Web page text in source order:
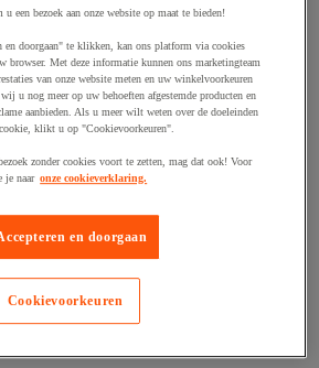
een bezoek aan onze website op maat te bieden!
en doorgaan" te klikken, kan ons platform via cookies
browser. Met deze informatie kunnen ons marketingteam
van onze website meten en uw winkelvoorkeuren
u nog meer op uw behoeften afgestemde producten en
aanbieden. Als u meer wilt weten over de doeleinden
klikt u op "Cookievoorkeuren".
zonder cookies voort te zetten, mag dat ook! Voor
je naar onze cookieverklaring.
en doorgaan
Cookievoorkeuren